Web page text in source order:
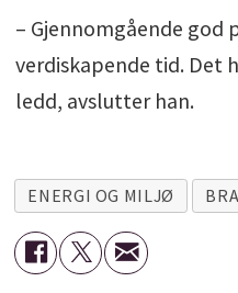
– Gjennomgående god
verdiskapende tid. Det
ledd, avslutter han.
ENERGI OG MILJØ